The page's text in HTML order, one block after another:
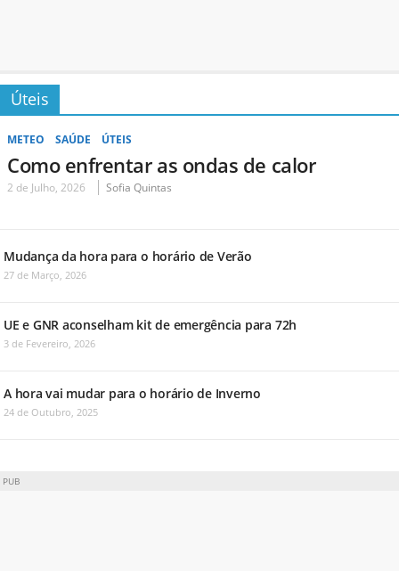
Úteis
METEO SAÚDE ÚTEIS
Como enfrentar as ondas de calor
2 de Julho, 2026 Sofia Quintas
Mudança da hora para o horário de Verão
27 de Março, 2026
UE e GNR aconselham kit de emergência para 72h
3 de Fevereiro, 2026
A hora vai mudar para o horário de Inverno
24 de Outubro, 2025
PUB